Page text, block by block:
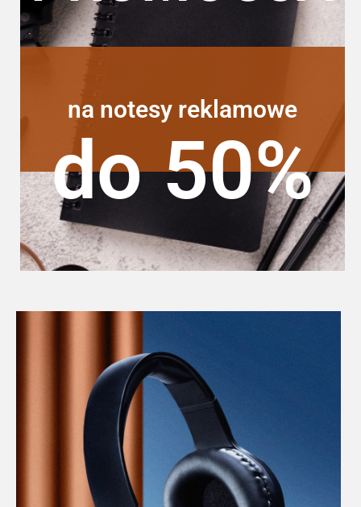
na notesy reklamowe
do 50%